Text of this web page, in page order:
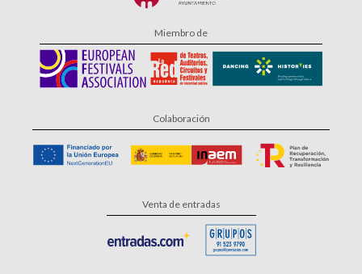
Miembro de
Colaboración
Venta de entradas